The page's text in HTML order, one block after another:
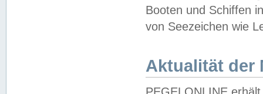
Booten und Schiffen
von Seezeichen wie
Aktualität der